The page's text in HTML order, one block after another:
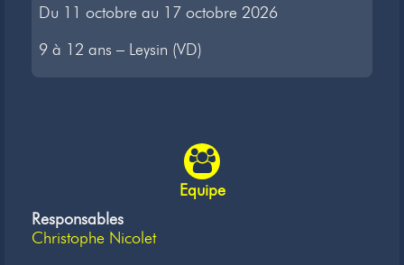
Du 11 octobre au 17 octobre 2026
9 à 12 ans – Leysin (VD)
Equipe
Responsables
Christophe Nicolet